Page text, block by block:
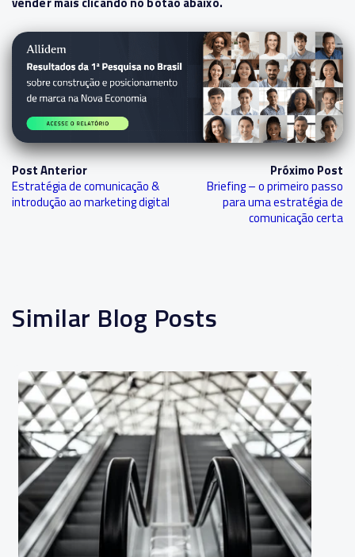
Post Anterior
Estratégia de comunicação &
introdução ao marketing digital
Próximo Post
Briefing – o primeiro passo
para uma estratégia de
comunicação certa
Similar Blog Posts